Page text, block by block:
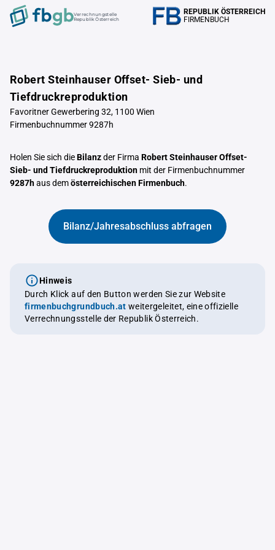
Verrechnungstelle
Republik Österreich
REPUBLIK ÖSTERREICH
FIRMENBUCH
Robert Steinhauser Offset- Sieb- und
Tiefdruckreproduktion
Favoritner Gewerbering 32, 1100 Wien
Firmenbuchnummer 9287h
Holen Sie sich dieBilanzder Firma Robert Steinhauser Offset-
Sieb- und Tiefdruckreproduktion mit der Firmenbuchnummer
9287haus demösterreichischen Firmenbuch.
Bilanz/Jahresabschluss abfragen
Hinweis
Durch Klick auf den Button werden Sie zur Website
firmenbuchgrundbuch.at weitergeleitet, eine offizielle
Verrechnungsstelle der Republik Österreich.